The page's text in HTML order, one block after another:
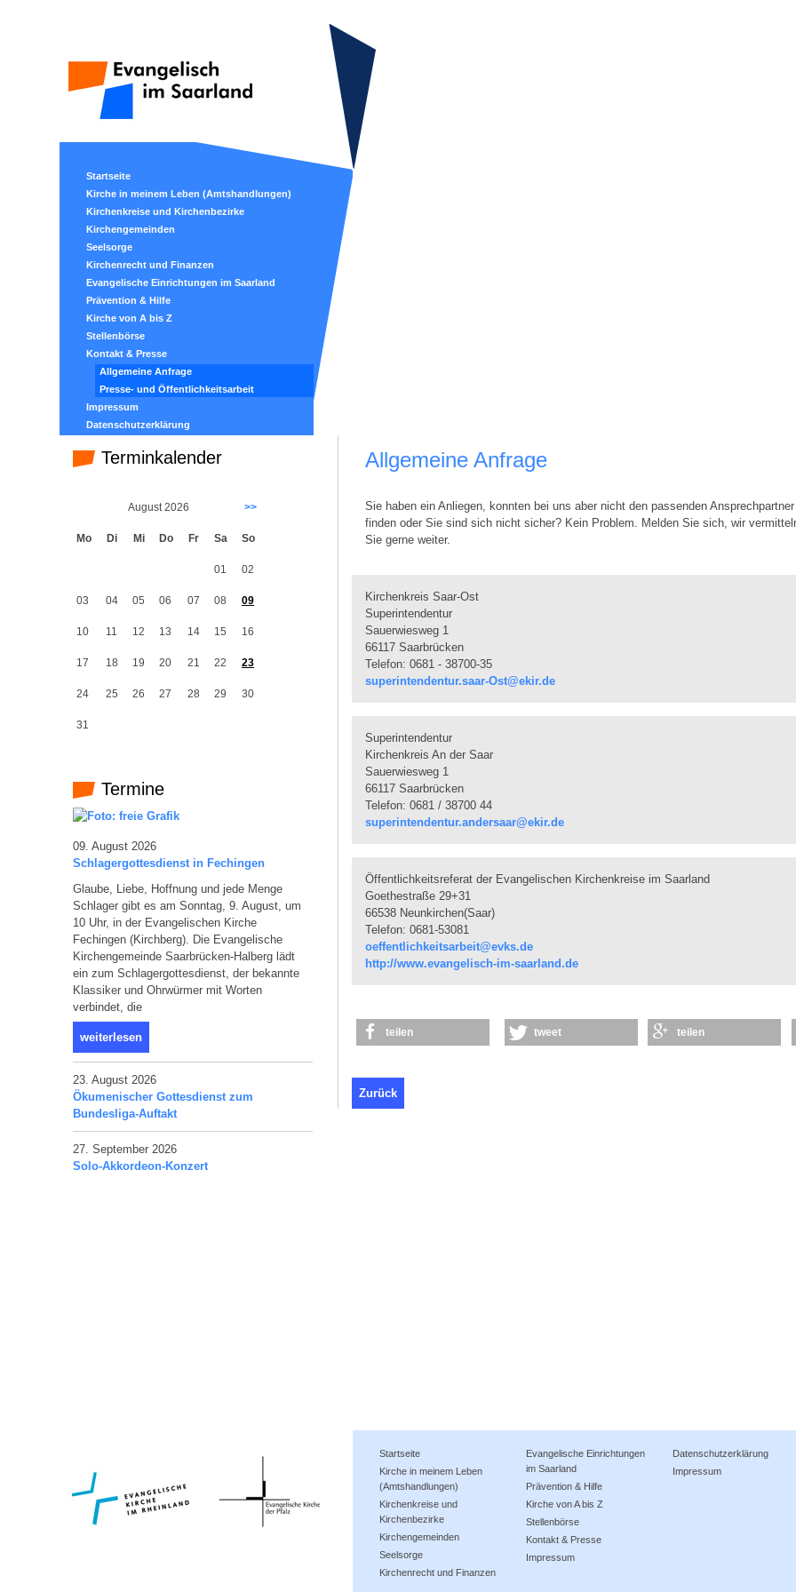
Startseite
Kirche in meinem Leben (Amtshandlungen)
Kirchenkreise und Kirchenbezirke
Kirchengemeinden
Seelsorge
Kirchenrecht und Finanzen
Evangelische Einrichtungen im Saarland
Prävention & Hilfe
Kirche von A bis Z
Stellenbörse
Kontakt & Presse
Allgemeine Anfrage
Presse- und Öffentlichkeitsarbeit
Impressum
Datenschutzerklärung
Terminkalender
August 2026 >>
Mo Di Mi Do Fr Sa So
01 02
03 04 05 06 07 08 09
10 11 12 13 14 15 16
17 18 19 20 21 22 23
24 25 26 27 28 29 30
31
Termine
09. August 2026
Schlagergottesdienst in Fechingen
Glaube, Liebe, Hoffnung und jede Menge
Schlager gibt es am Sonntag, 9. August, um
10 Uhr, in der Evangelischen Kirche
Fechingen (Kirchberg). Die Evangelische
Kirchengemeinde Saarbrücken-Halberg lädt
ein zum Schlagergottesdienst, der bekannte
Klassiker und Ohrwürmer mit Worten
verbindet, die
weiterlesen
23. August 2026
Ökumenischer Gottesdienst zum
Bundesliga-Auftakt
27. September 2026
Solo-Akkordeon-Konzert
Allgemeine Anfrage
Sie haben ein Anliegen, konnten bei uns aber nicht den passenden Ansprechpartner
finden oder Sie sind sich nicht sicher? Kein Problem. Melden Sie sich, wir
Sie gerne weiter.
Kirchenkreis Saar-Ost
Superintendentur
Sauerwiesweg 1
66117 Saarbrücken
Telefon: 0681 - 38700-35
superintendentur.saar-Ost@ekir.de
Superintendentur
Kirchenkreis An der Saar
Sauerwiesweg 1
66117 Saarbrücken
Telefon: 0681 / 38700 44
superintendentur.andersaar@ekir.de
Öffentlichkeitsreferat der Evangelischen Kirchenkreise im Saarland
Goethestraße 29+31
66538 Neunkirchen(Saar)
Telefon: 0681-53081
oeffentlichkeitsarbeit@evks.de
http://www.evangelisch-im-saarland.de
teilen tweet teilen
Zurück
Startseite
Kirche in meinem Leben
(Amtshandlungen)
Kirchenkreise und
Kirchenbezirke
Kirchengemeinden
Seelsorge
Kirchenrecht und Finanzen
Evangelische Einrichtungen
im Saarland
Prävention & Hilfe
Kirche von A bis Z
Stellenbörse
Kontakt & Presse
Impressum
Datenschutzerklärung
Impressum